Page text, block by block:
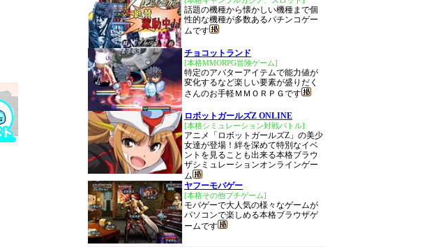
話題の機種から懐かしい機種まで個
性的な機種が多数あるパチンコゲー
ムです
チョコットランド
[本格MMORPG冒険ゲーム]
特定のアバターアイテムで能力値が
変化するなど楽しい要素が盛りだく
さんのお手軽ＭＭＯＲＰＧです
ロボットガールズZ ONLINE
[本格シミュレーション対戦バトル]
アニメ「ロボットガールズZ」の美少
女達が登場！絆を深めて特別なイベ
ントを見ることも出来る本格ブラウ
ザシミュレーションオンラインゲー
ム
ヤフーモバゲー
[本格その他プチゲーム]
モバゲーで大人気の様々なゲームが
パソコンで楽しめる本格ブラウザゲ
ームです